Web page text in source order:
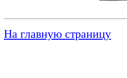
На главную страницу